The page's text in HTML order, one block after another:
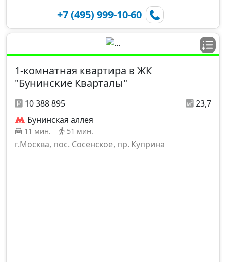
+7 (495) 999-10-60
1-комнатная квартира в ЖК
"Бунинские Кварталы"
10 388 895
23,7
Бунинская аллея
11 мин. 51 мин.
г.Москва, пос. Сосенское, пр. Куприна